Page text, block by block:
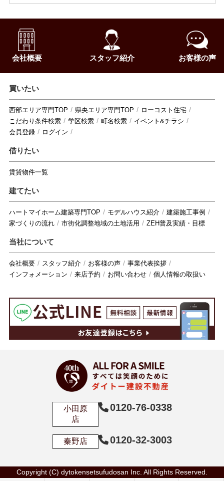
会社概要 スタッフ紹介 お客様の声
買いたい
西部エリア専門TOP 県央エリア専門TOP
ローコスト住宅
こだわり条件検索
学区検索 町名検索
イベント&チラシ
会員登録
ログイン
借りたい
賃貸物件一覧
建てたい
ハートマイホーム建築専門TOP モデルハウス紹介
建築施工事例
家づくりの流れ
市街化調整地域の土地活用 ZEH普及実績・目標
当社について
会社概要 スタッフ紹介 お客様の声
事業代表挨拶
インフォメーション
来店予約 お問い合わせ 個人情報の取扱い
小田原
店
0120-76-0338
秦野店 0120-32-3003
Copyright (C) dytokensetsufudosan Inc. All Rights Reserved.